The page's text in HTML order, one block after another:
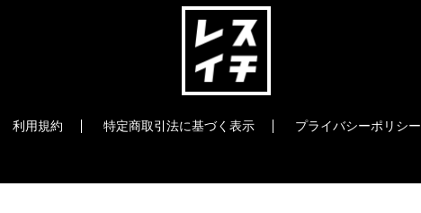
利用規約 特定商取引法に基づく表示 プライバシーポリシー